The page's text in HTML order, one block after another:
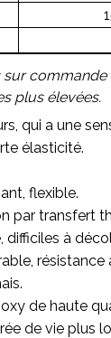
plus élevées.
qui a une
élasticité.
flexible.
par transfert
à
de haute
de vie plus